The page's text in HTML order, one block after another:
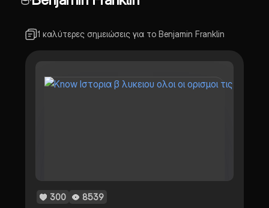
1 καλύτερες σημειώσεις για το Benjamin Franklin
300 8539